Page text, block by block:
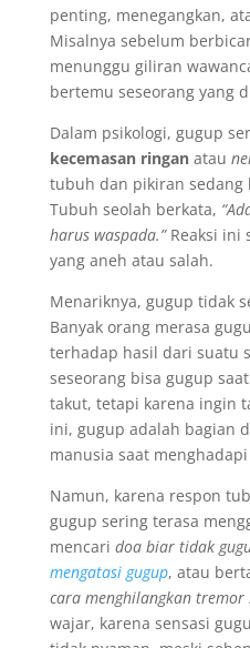
penting, menegangkan,
Misalnya sebelum
menunggu giliran
bertemu seseorang yang
Dalam psikologi, gugup
kecemasan ringanatau
tubuh dan pikiran sedang
Tubuh seolah berkata,
harus waspada.”Reaksi ini
yang aneh atau salah.
Menariknya, gugup tidak
Banyak orang merasa
terhadap hasil dari suatu
seseorang bisa gugup
takut, tetapi karena ingin
ini, gugup adalah bagian
manusia saat
Namun, karena respon
gugup sering terasa
mencari doa biar tidak
mengatasi gugup, atau
cara menghilangkan tremor
wajar, karena sensasi